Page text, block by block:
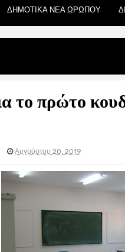
ΔΗΜΟΤΙΚΑ ΝΕΑ ΩΡΩΠΟΥ
το πρώτο
Αυγούστου 20, 2019